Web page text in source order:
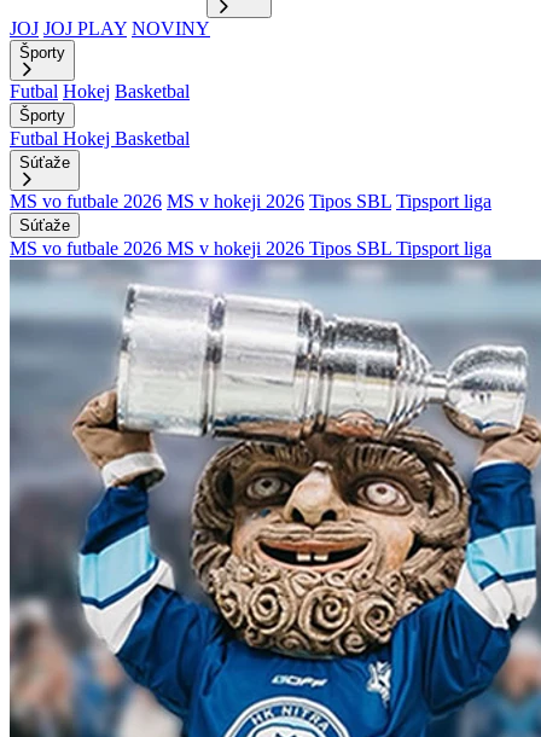
JOJ JOJ PLAY NOVINY
Športy
Futbal Hokej Basketbal
Športy
Futbal Hokej Basketbal
Súťaže
MS vo futbale 2026 MS v hokeji 2026 Tipos SBL Tipsport liga
Súťaže
MS vo futbale 2026 MS v hokeji 2026 Tipos SBL Tipsport liga